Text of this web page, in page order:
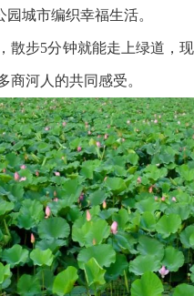
园城市编织幸福生活。
散步5分钟就能走上绿道，
商河人的共同感受。